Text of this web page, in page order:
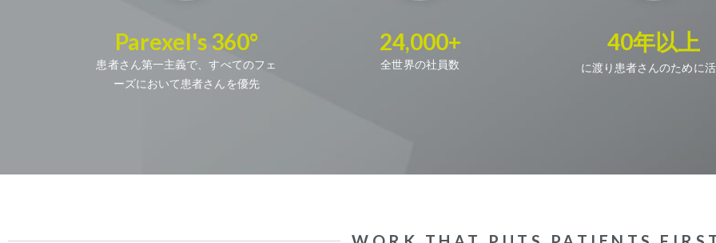
Parexel's 360°
患者さん第一主義で、すべてのフェ
ーズにおいて患者さんを優先
24,000+
全世界の社員数
40年以上
に渡り患者さんのために